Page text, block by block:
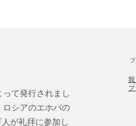
て発行されまし
シアのエホバの
が礼拝に参加し
我